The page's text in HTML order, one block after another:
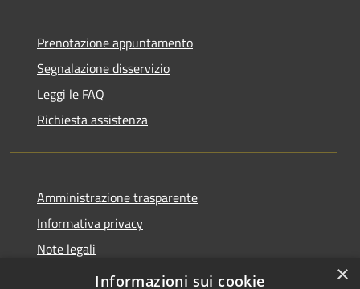
Prenotazione appuntamento
Segnalazione disservizio
Leggi le FAQ
Richiesta assistenza
Amministrazione trasparente
Informativa privacy
Note legali
Dichiarazione di accessibilità
×
Informazioni sui cookie